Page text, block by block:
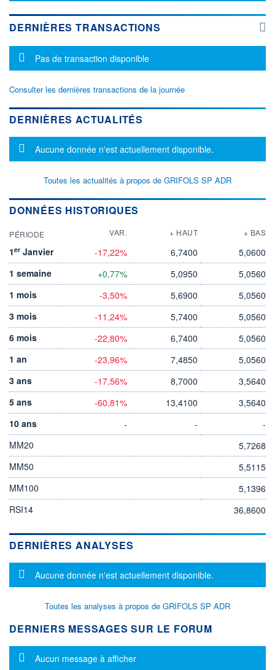
DERNIÈRES TRANSACTIONS
Message d'information
Pas de transaction disponible
Consulter les dernières transactions de la journée
DERNIÈRES ACTUALITÉS
Message d'information
Aucune donnée n'est actuellement disponible.
Toutes les actualités à propos de GRIFOLS SP ADR
DONNÉES HISTORIQUES
PÉRIODE VAR. + HAUT + BAS
1er Janvier -17,22% 6,7400
5,0600
1 semaine
+0,77% 5,0950
5,0560
1 mois
-3,50% 5,6900
5,0560
3 mois
-11,24% 5,7400
5,0560
6 mois
-22,80% 6,7400
5,0560
1 an
-23,96% 7,4850
5,0560
3 ans
-17,56% 8,7000
3,5640
5 ans
-60,81% 13,4100
3,5640
10 ans
- -
-
MM20
5,7268
MM50
5,5115
MM100
5,1396
RSI14
36,8600
DERNIÈRES ANALYSES
Message d'information
Aucune donnée n'est actuellement disponible.
Toutes les analyses à propos de GRIFOLS SP ADR
DERNIERS MESSAGES SUR LE FORUM
Message d'information
Aucun message à afficher